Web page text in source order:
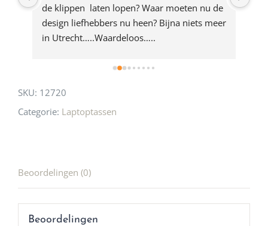
de klippen  laten lopen? Waar moeten nu de
design liefhebbers nu heen? Bijna niets meer
in Utrecht…..Waardeloos…..
SKU: 12720
Categorie: Laptoptassen
Beoordelingen (0)
Beoordelingen